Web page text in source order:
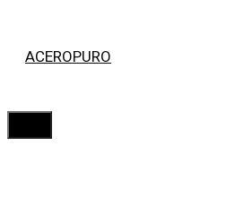
ACEROPURO